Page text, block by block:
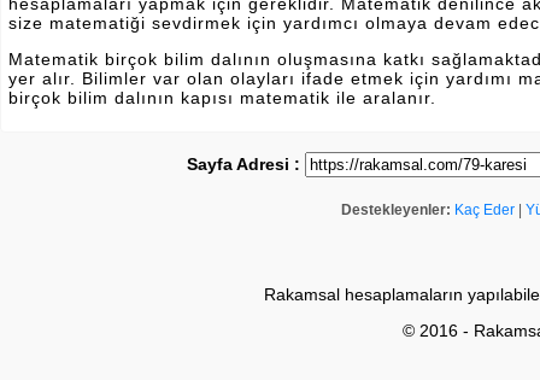
hesaplamaları yapmak için gereklidir. Matematik denilince
size matematiği sevdirmek için yardımcı olmaya devam
Matematik birçok bilim dalının oluşmasına katkı
yer alır. Bilimler var olan olayları ifade etmek için yardımı
birçok bilim dalının kapısı matematik ile aralanır.
Sayfa Adresi :
Destekleyenler: Kaç Eder
Rakamsal hesaplamaların
© 2016 -